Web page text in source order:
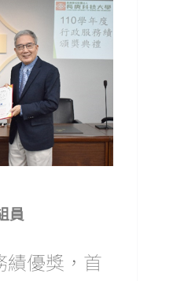
員
績優獎，首